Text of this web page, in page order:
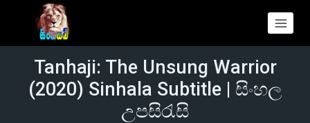
Tanhaji: The Unsung Warrior
(2020) Sinhala Subtitle | සිංහල
උපසිරැසි